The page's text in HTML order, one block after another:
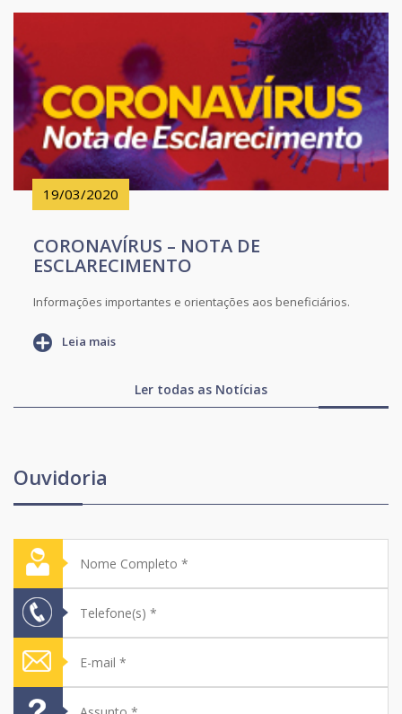
19/03/2020
CORONAVÍRUS – NOTA DE
ESCLARECIMENTO
Informações importantes e orientações aos beneficiários.
Leia mais
Ler todas as Notícias
Ouvidoria